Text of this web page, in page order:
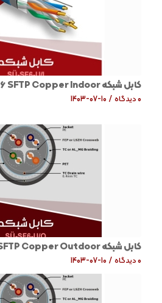
کابل شبکه Cat6 SFTP Copper Indoor
0 دیدگاه /
1403-07-10
کابل شبکه Cat6 SFTP Copper Outdoor
0 دیدگاه /
1403-07-10